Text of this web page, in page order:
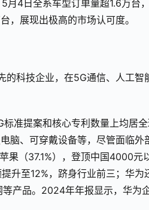
月4日全系车型订单量超1.6万台
展现出极高的市场认可度。
科技企业，在5G通信、人工智
准提案和核心专利数量上均居
脑、可穿戴设备等，尽管面临外
果（37.1%），登顶中国4000元
升至12%，跻身行业前三；华为
产品。2024年年报显示，华为